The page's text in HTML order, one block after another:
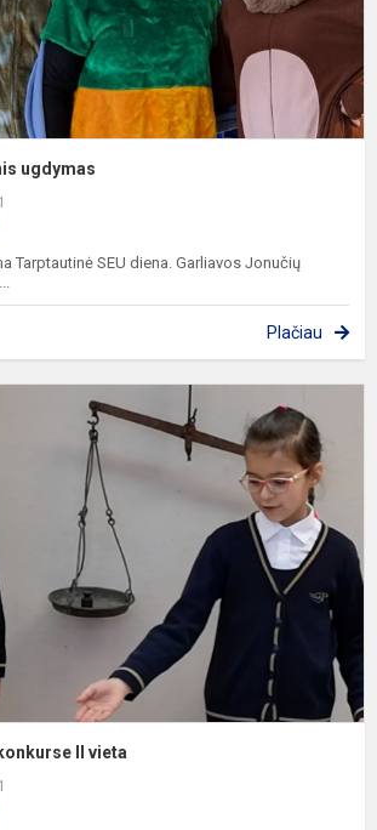
ugdymas
Tarptautinė SEU diena. Garliavos Jonučių
Plačiau
II vieta